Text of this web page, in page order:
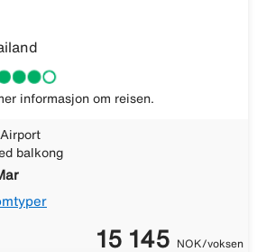
informasjon om reisen.
balkong
15 145 NOK/voksen